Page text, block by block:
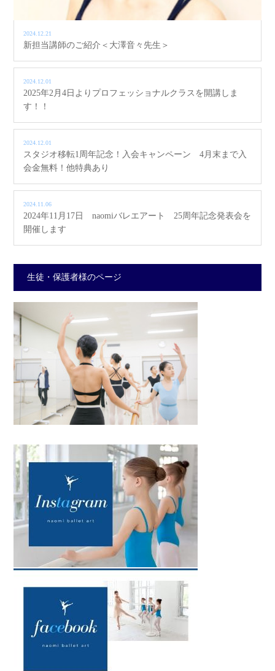
2024.12.21
新担当講師のご紹介＜大澤音々先生＞
2024.12.01
2025年2月4日よりプロフェッショナルクラスを開講しま
す！！
2024.12.01
スタジオ移転1周年記念！入会キャンペーン 4月末まで入
会金無料！他特典あり
2024.11.06
2024年11月17日 naomiバレエアート 25周年記念発表会を
開催します
生徒・保護者様のページ